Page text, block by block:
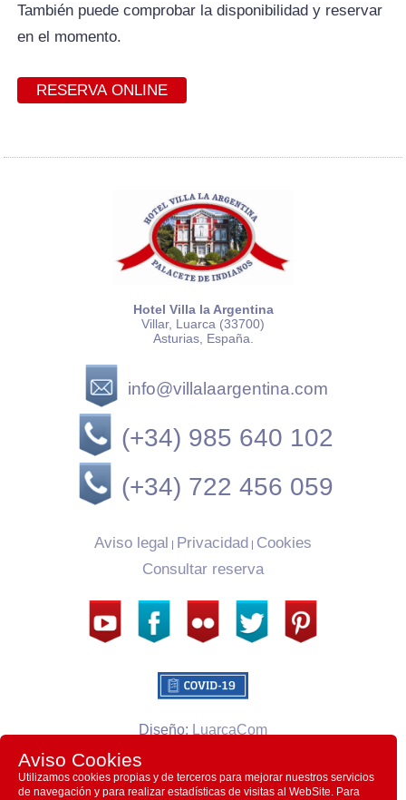
También puede comprobar la disponibilidad y reservar
en el momento.
RESERVA ONLINE
Hotel Villa la Argentina
Villar, Luarca (33700)
Asturias, España.
info@villalaargentina.com
(+34) 985 640 102
(+34) 722 456 059
Aviso legal | Privacidad | Cookies
Consultar reserva
Diseño: LuarcaCom
Villa la Argentina CB © 2026
Aviso Cookies
Utilizamos cookies propias y de terceros para mejorar nuestros servicios
de navegación y para realizar estadísticas de visitas al WebSite. Para